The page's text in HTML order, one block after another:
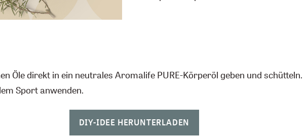
Öle direkt in ein neutrales Aromalife PURE-Körperöl geben und schütteln.
Sport anwenden.
DIY-IDEE HERUNTERLADEN